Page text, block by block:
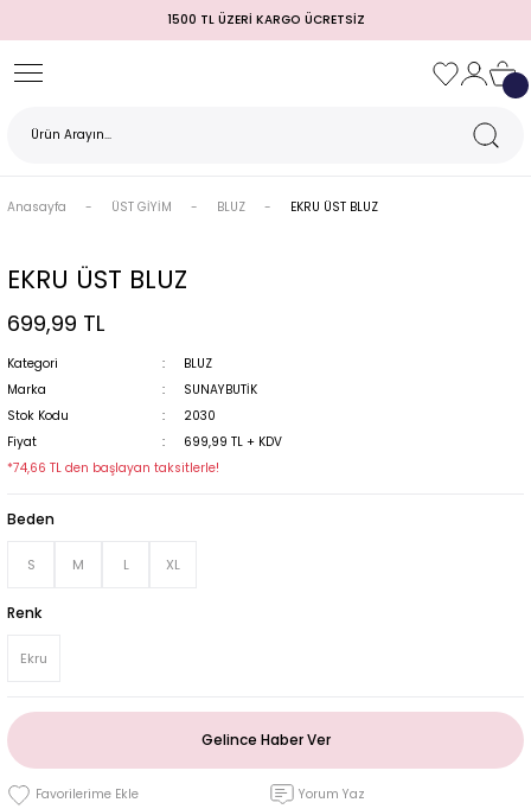
1500 TL ÜZERİ KARGO ÜCRETSİZ
Geri Dön
Geri Dön
Geri Dön
Geri Dön
Geri Dön
Geri Dön
Geri Dön
Anasayfa ÜST GİYİM BLUZ EKRU ÜST BLUZ
EKRU ÜST BLUZ
699,99 TL
Kategori
BLUZ
Marka
SUNAYBUTİK
Stok Kodu
2030
Fiyat
699,99 TL + KDV
*74,66 TL den başlayan taksitlerle!
Beden
S M L XL
Renk
Ekru
Gelince Haber Ver
Yorum Yaz